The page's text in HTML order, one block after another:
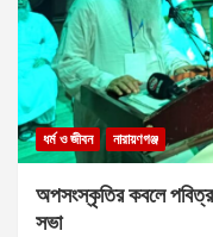
ধর্ম ও জীবন নারায়ণগঞ্জ
অপসংস্কৃতির কবলে
সভা